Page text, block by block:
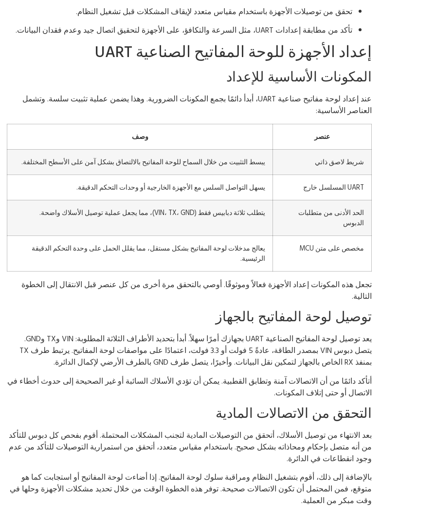
تحقق من توصيلات الأجهزة باستخدام مقياس متعدد لإيقاف المشكلات قبل تشغيل النظام.
تأكد من مطابقة إعدادات UART، مثل السرعة والتكافؤ، على الأجهزة لتحقيق اتصال جيد وعدم فقدان البيانات.
إعداد الأجهزة للوحة المفاتيح الصناعية UART
المكونات الأساسية للإعداد
عند إعداد لوحة مفاتيح صناعية UART، أبدأ دائمًا بجمع المكونات الضرورية. وهذا يضمن عملية تثبيت سلسة. وتشمل
العناصر الأساسية:
عنصر وصف
شريط لاصق ذاتي يبسط التثبيت من خلال السماح للوحة المفاتيح بالالتصاق بشكل آمن على الأسطح المختلفة.
UART المسلسل خارج يسهل التواصل السلس مع الأجهزة الخارجية أو وحدات التحكم الدقيقة.
الحد الأدنى من متطلبات
الدبوس
يتطلب ثلاثة دبابيس فقط (VIN، TX، GND)، مما يجعل عملية توصيل الأسلاك واضحة.
مخصص على متن MCU
يعالج مدخلات لوحة المفاتيح بشكل مستقل، مما يقلل الحمل على وحدة التحكم الدقيقة
الرئيسية.
تجعل هذه المكونات إعداد الأجهزة فعالاً وموثوقًا. أوصي بالتحقق مرة أخرى من كل عنصر قبل الانتقال إلى الخطوة
التالية.
توصيل لوحة المفاتيح بالجهاز
يعد توصيل لوحة المفاتيح الصناعية UART بجهازك أمرًا سهلاً. أبدأ بتحديد الأطراف الثلاثة المطلوبة: VIN وTX وGND.
يتصل دبوس VIN بمصدر الطاقة، عادةً 5 فولت أو 3.3 فولت، اعتمادًا على مواصفات لوحة المفاتيح. يرتبط طرف TX
بمنفذ RX الخاص بالجهاز لتمكين نقل البيانات. وأخيرًا، يتصل طرف GND بالطرف الأرضي لإكمال الدائرة.
أتأكد دائمًا من أن الاتصالات آمنة وتطابق القطبية. يمكن أن تؤدي الأسلاك السائبة أو غير الصحيحة إلى حدوث أخطاء في
الاتصال أو حتى إتلاف المكونات.
التحقق من الاتصالات المادية
بعد الانتهاء من توصيل الأسلاك، أتحقق من التوصيلات المادية لتجنب المشكلات المحتملة. أقوم بفحص كل دبوس للتأكد
من أنه متصل بإحكام ومحاذاته بشكل صحيح. باستخدام مقياس متعدد، أتحقق من استمرارية التوصيلات للتأكد من عدم
وجود انقطاعات في الدائرة.
بالإضافة إلى ذلك، أقوم بتشغيل النظام ومراقبة سلوك لوحة المفاتيح. إذا أضاءت لوحة المفاتيح أو استجابت كما هو
متوقع، فمن المحتمل أن تكون الاتصالات صحيحة. توفر هذه الخطوة الوقت من خلال تحديد مشكلات الأجهزة وحلها في
وقت مبكر من العملية.